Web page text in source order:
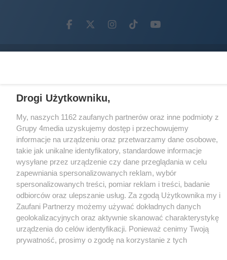
Facebook.com
X.comInstagram.com
Tiktok.comYoutube.com
Drogi Użytkowniku,
My, naszych 1162 zaufanych partnerów oraz inne podmioty z
Grupy 4media uzyskujemy dostęp i przechowujemy
informacje na urządzeniu oraz przetwarzamy dane osobowe,
takie jak unikalne identyfikatory, standardowe informacje
wysyłane przez urządzenie czy dane przeglądania w celu
zapewniania spersonalizowanych reklam, wybór
spersonalizowanych treści, pomiar reklam i treści, badanie
odbiorców oraz ulepszanie usług. Za zgodą Użytkownika my i
Zaufani Partnerzy możemy używać dokładnych danych
geolokalizacyjnych oraz aktywnie skanować charakterystykę
urządzenia do celów identyfikacji. Ponieważ cenimy Twoją
prywatność, prosimy o zgodę na korzystanie z tych